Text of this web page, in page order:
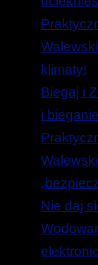
klimaty!
Biegaj i
i
Nie daj